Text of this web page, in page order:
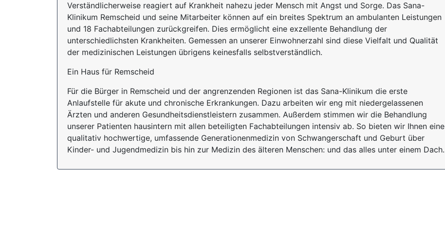
Verständlicherweise reagiert auf Krankheit nahezu jeder Mensch mit Angst und Sorge. Das Sana-
Klinikum Remscheid und seine Mitarbeiter können auf ein breites Spektrum an ambulanten Leistungen
und 18 Fachabteilungen zurückgreifen. Dies ermöglicht eine exzellente Behandlung der
unterschiedlichsten Krankheiten. Gemessen an unserer Einwohnerzahl sind diese Vielfalt und Qualität
der medizinischen Leistungen übrigens keinesfalls selbstverständlich.
Ein Haus für Remscheid
Für die Bürger in Remscheid und der angrenzenden Regionen ist das Sana-Klinikum die erste
Anlaufstelle für akute und chronische Erkrankungen. Dazu arbeiten wir eng mit niedergelassenen
Ärzten und anderen Gesundheitsdienstleistern zusammen. Außerdem stimmen wir die Behandlung
unserer Patienten hausintern mit allen beteiligten Fachabteilungen intensiv ab. So bieten wir Ihnen eine
qualitativ hochwertige, umfassende Generationenmedizin von Schwangerschaft und Geburt über
Kinder- und Jugendmedizin bis hin zur Medizin des älteren Menschen: und das alles unter einem Dach.